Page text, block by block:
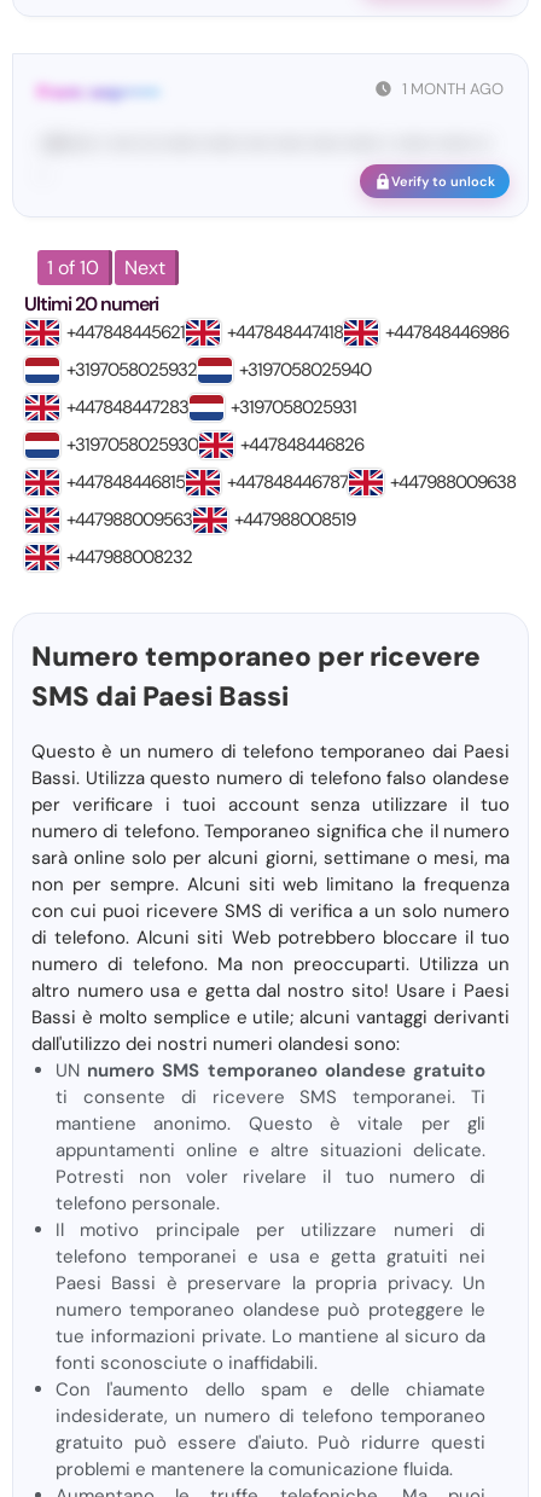
1 MONTH AGO
From: wep••••••
Verify to unlock
1 of 10
Next
Ultimi 20 numeri
+447848445621 +447848447418
+447848446986
+3197058025932
+3197058025940
+447848447283
+3197058025931
+3197058025930
+447848446826
+447848446815
+447848446787
+447988009638
+447988009563
+447988008519
+447988008232
Numero temporaneo per ricevere
SMS dai Paesi Bassi
Questo è un numero di telefono temporaneo dai Paesi
Bassi. Utilizza questo numero di telefono falso olandese
per verificare i tuoi account senza utilizzare il tuo
numero di telefono. Temporaneo significa che il numero
sarà online solo per alcuni giorni, settimane o mesi, ma
non per sempre. Alcuni siti web limitano la frequenza
con cui puoi ricevere SMS di verifica a un solo numero
di telefono. Alcuni siti Web potrebbero bloccare il tuo
numero di telefono. Ma non preoccuparti. Utilizza un
altro numero usa e getta dal nostro sito! Usare i Paesi
Bassi è molto semplice e utile; alcuni vantaggi derivanti
dall'utilizzo dei nostri numeri olandesi sono:
UN numero SMS temporaneo olandese gratuito
ti consente di ricevere SMS temporanei. Ti
mantiene anonimo. Questo è vitale per gli
appuntamenti online e altre situazioni delicate.
Potresti non voler rivelare il tuo numero di
telefono personale.
Il motivo principale per utilizzare numeri di
telefono temporanei e usa e getta gratuiti nei
Paesi Bassi è preservare la propria privacy. Un
numero temporaneo olandese può proteggere le
tue informazioni private. Lo mantiene al sicuro da
fonti sconosciute o inaffidabili.
Con l'aumento dello spam e delle chiamate
indesiderate, un numero di telefono temporaneo
gratuito può essere d'aiuto. Può ridurre questi
problemi e mantenere la comunicazione fluida.